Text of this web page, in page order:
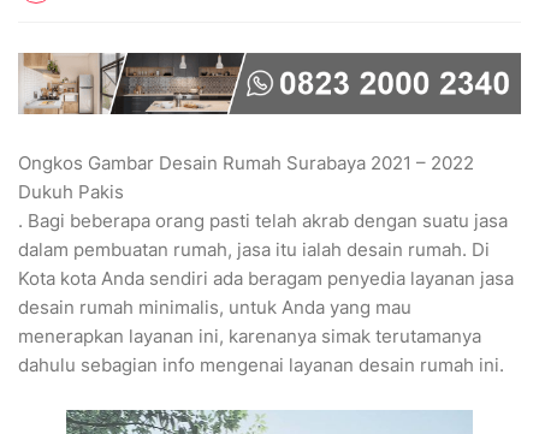
Ongkos Gambar Desain Rumah Surabaya 2021 – 2022
Dukuh Pakis
. Bagi beberapa orang pasti telah akrab dengan suatu jasa
dalam pembuatan rumah, jasa itu ialah desain rumah. Di
Kota kota Anda sendiri ada beragam penyedia layanan jasa
desain rumah minimalis, untuk Anda yang mau
menerapkan layanan ini, karenanya simak terutamanya
dahulu sebagian info mengenai layanan desain rumah ini.